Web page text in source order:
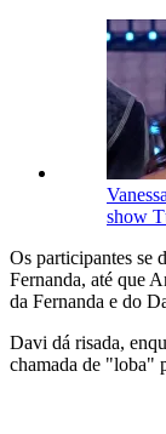
show
Os participantes se
Fernanda, até que
da Fernanda e do
Davi dá risada,
chamada de "loba"